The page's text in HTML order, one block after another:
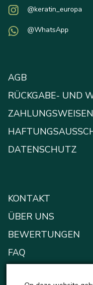
@keratin_europa
@WhatsApp
AGB
RÜCKGABE- UND
ZAHLUNGSWEISEN
DATENSCHUTZ
KONTAKT
ÜBER UNS
BEWERTUNGEN
FAQ